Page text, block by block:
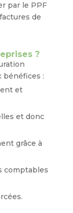
par le PPF
de
?
bénéfices :
et
et donc
grâce à
comptables